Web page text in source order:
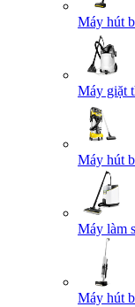
Máy hút
Máy giặt
Máy hút
Máy làm
Máy hút